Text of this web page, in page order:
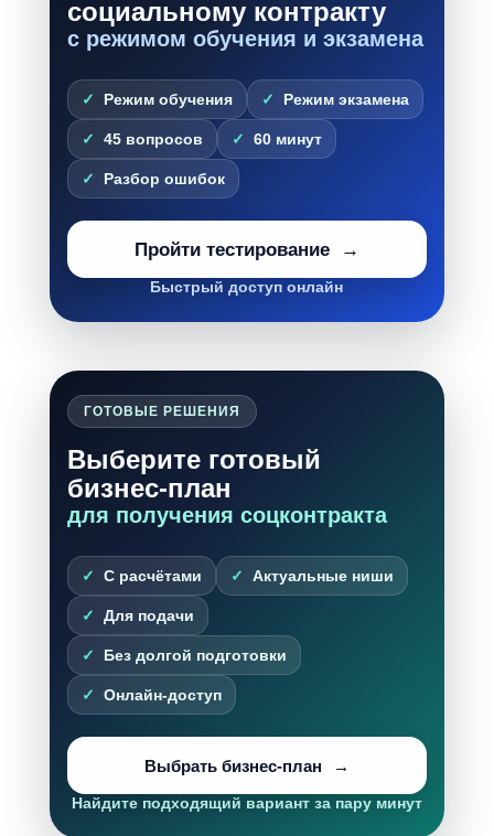
социальному контракту
с режимом обучения и экзамена
Режим обучения Режим экзамена
45 вопросов 60 минут
Разбор ошибок
Пройти тестирование
Быстрый доступ онлайн
ГОТОВЫЕ РЕШЕНИЯ
Выберите готовый
бизнес-план
для получения соцконтракта
С расчётами Актуальные ниши
Для подачи
Без долгой подготовки
Онлайн-доступ
Выбрать бизнес-план
Найдите подходящий вариант за пару минут